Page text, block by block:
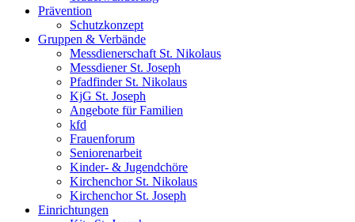
Prävention
Schutzkonzept
Gruppen & Verbände
Messdienerschaft St. Nikolaus
Messdiener St. Joseph
Pfadfinder St. Nikolaus
KjG St. Joseph
Angebote für Familien
kfd
Frauenforum
Seniorenarbeit
Kinder- & Jugendchöre
Kirchenchor St. Nikolaus
Kirchenchor St. Joseph
Einrichtungen